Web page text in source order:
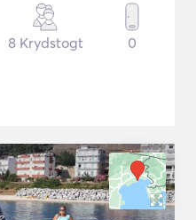
8 Krydstogt 0